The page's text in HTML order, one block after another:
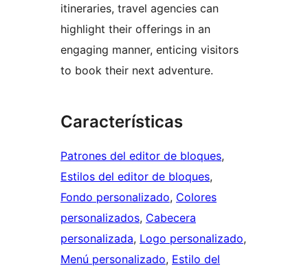
itineraries, travel agencies can
highlight their offerings in an
engaging manner, enticing visitors
to book their next adventure.
Características
Patrones del editor de bloques
Estilos del editor de bloques
Fondo personalizado, Colores
personalizados, Cabecera
personalizada, Logo personalizado
Menú personalizado, Estilo del